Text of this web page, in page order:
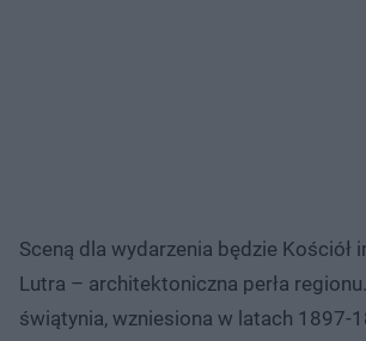
Sceną dla wydarzenia będzie Kościół
Lutra – architektoniczna perła
świątynia, wzniesiona w latach 1897-